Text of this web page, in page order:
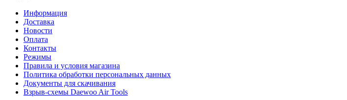
Информация
Доставка
Новости
Оплата
Контакты
Режимы
Правила и условия магазина
Политика обработки персональных данных
Документы для скачивания
Взрыв-схемы Daewoo Air Tools